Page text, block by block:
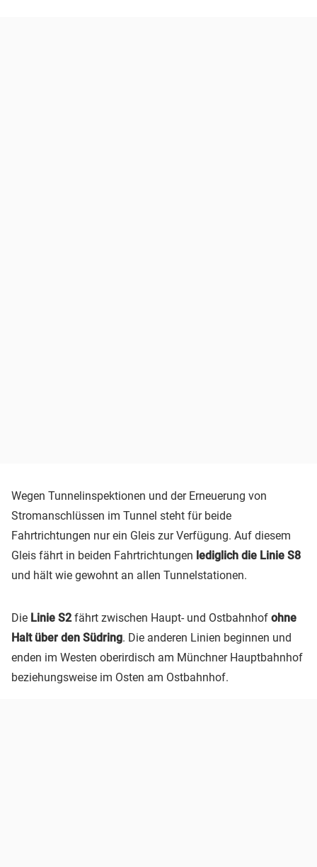
Wegen Tunnelinspektionen und der Erneuerung von
Stromanschlüssen im Tunnel steht für beide
Fahrtrichtungen nur ein Gleis zur Verfügung. Auf diesem
Gleis fährt in beiden Fahrtrichtungen lediglich die Linie S8
und hält wie gewohnt an allen Tunnelstationen.
Die Linie S2fährt zwischen Haupt- und Ostbahnhof ohne
Halt über den Südring. Die anderen Linien beginnen und
enden im Westen oberirdisch am Münchner Hauptbahnhof
beziehungsweise im Osten am Ostbahnhof.